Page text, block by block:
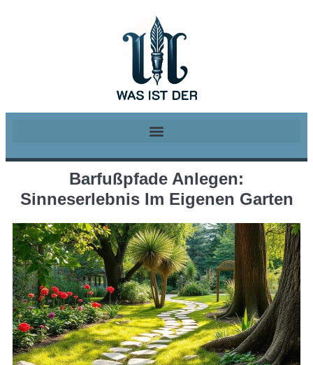
Barfußpfade Anlegen:
Sinneserlebnis Im Eigenen Garten